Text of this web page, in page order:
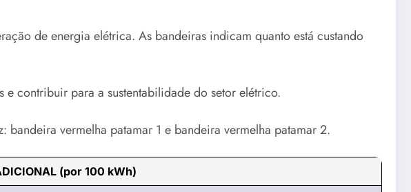
de energia elétrica. As bandeiras indicam quanto está custando
contribuir para a sustentabilidade do setor elétrico.
vermelha patamar 1 e bandeira vermelha patamar 2.
(por 100 kWh)